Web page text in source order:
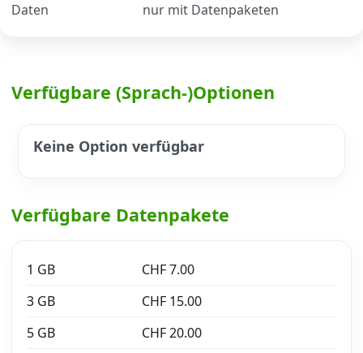
Daten
nur mit Datenpaketen
Verfügbare (Sprach-)Optionen
Keine Option verfügbar
Verfügbare Datenpakete
1 GB
CHF 7.00
3 GB
CHF 15.00
5 GB
CHF 20.00